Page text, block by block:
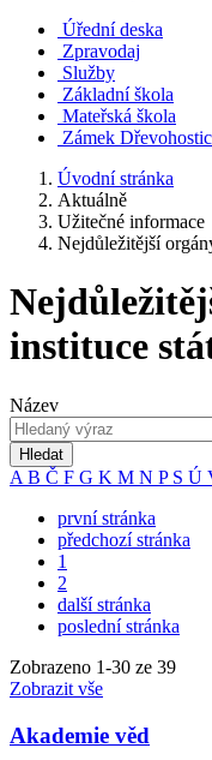
Úřední deska
Zpravodaj
Služby
Základní škola
Mateřská škola
Zámek
Úvodní stránka
Aktuálně
Užitečné informace
Nejdůležitější
instituce
Název
Hledat
A B Č F G K M N P S Ú
první stránka
předchozí stránka
1
2
další stránka
poslední stránka
Zobrazeno 1-30 ze 39
Zobrazit vše
Akademie věd